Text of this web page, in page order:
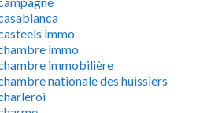
immo
immo
immobilière
nationale des huissiers